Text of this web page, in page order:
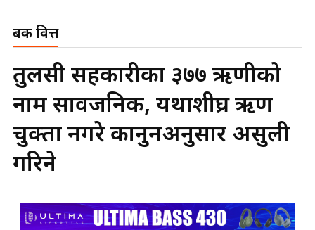
बैंक वित्त
तुलसी सहकारीका ३७७ ऋणीको
नाम सार्वजनिक, यथाशीघ्र ऋण
चुक्ता नगरे कानुनअनुसार असुली
गरिने